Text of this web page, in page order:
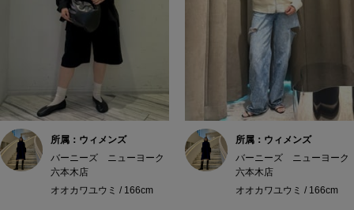
所属：ウィメンズ
バーニーズ ニューヨーク
六本木店
オオカワユウミ / 166cm
所属：ウィメンズ
バーニーズ ニューヨーク
六本木店
オオカワユウミ / 166cm